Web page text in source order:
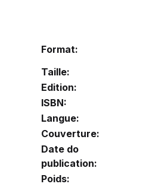
Format:
Taille:
Edition:
ISBN:
Langue:
Couverture:
Date do
publication:
Poids: